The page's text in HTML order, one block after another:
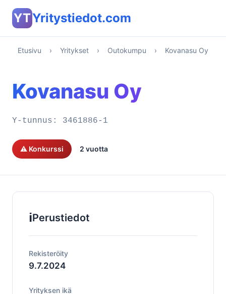
YTYritystiedot.com
Etusivu › Yritykset › Outokumpu › Kovanasu Oy
Kovanasu Oy
Y-tunnus: 3461886-1
⚠️ Konkurssi 2 vuotta
ℹ️Perustiedot
Rekisteröity
9.7.2024
Yrityksen ikä